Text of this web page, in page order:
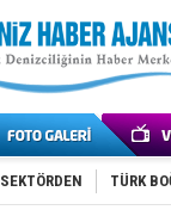
SEKTÖRDEN TÜRK